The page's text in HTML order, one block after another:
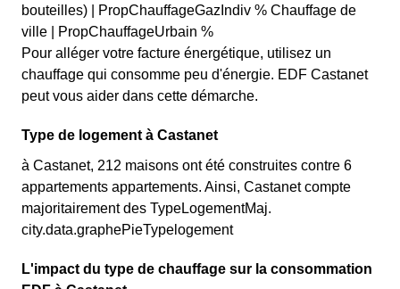
bouteilles) | PropChauffageGazIndiv % Chauffage de
ville | PropChauffageUrbain %
Pour alléger votre facture énergétique, utilisez un
chauffage qui consomme peu d'énergie. EDF Castanet
peut vous aider dans cette démarche.
Type de logement à Castanet
à Castanet, 212 maisons ont été construites contre 6
appartements appartements. Ainsi, Castanet compte
majoritairement des TypeLogementMaj.
city.data.graphePieTypelogement
L'impact du type de chauffage sur la consommation